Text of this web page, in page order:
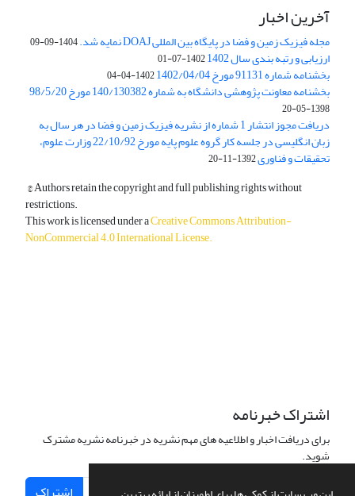
آخرین اخبار
مجله فیزیک زمین و فضا در پایگاه بین المللی DOAJ نمایه شد. 1404-09-09
ارزیابی و رتبه بندی سال 1402 1402-07-01
بخشنامه شماره 91131 مورخ 1402/04/04 1402-04-04
بخشنامه معاونت پژوهشی دانشگاه به شماره 140/130382 مورخ 98/5/20
1398-05-20
دریافت مجوز انتشار 1 شماره از نشریه فیزیک زمین و فضا در هر سال به
زبان انگلیسی در جلسه کار گروه علوم پایه مورخ 22/10/92 وزارت علوم،
تحقیقات و فناوری1392-11-20
© Authors retain the copyright and full publishing rights without
restrictions.
This work is licensed under aCreative Commons Attribution-
NonCommercial 4.0 International License.
اشتراک خبرنامه
برای دریافت اخبار و اطلاعیه های مهم نشریه در خبرنامه نشریه مشترک
شوید.